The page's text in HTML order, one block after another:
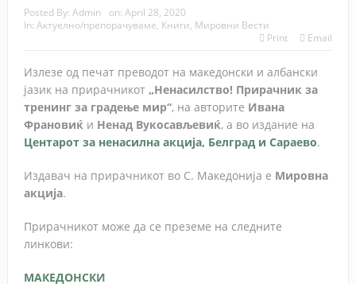
Posted By: Admin on: April 28, 2020
In: Актуелно/препорачуваме, Книги, Мировни Вести
Print
Email
Излезе од печат преводот на македонски и албански
јазик на прирачникот „Ненасилство! Прирачник за
тренинг за градење мир“, на авторите Ивана
Франовиќи Ненад Вукосављевиќ, а во издание на
Центарот за ненасилна акција, Белград и Сараево.
Издавач на прирачникот во С. Македонија е Мировна
акција.
Прирачникот може да се преземе на следните
линкови:
МАКЕДОНСКИ